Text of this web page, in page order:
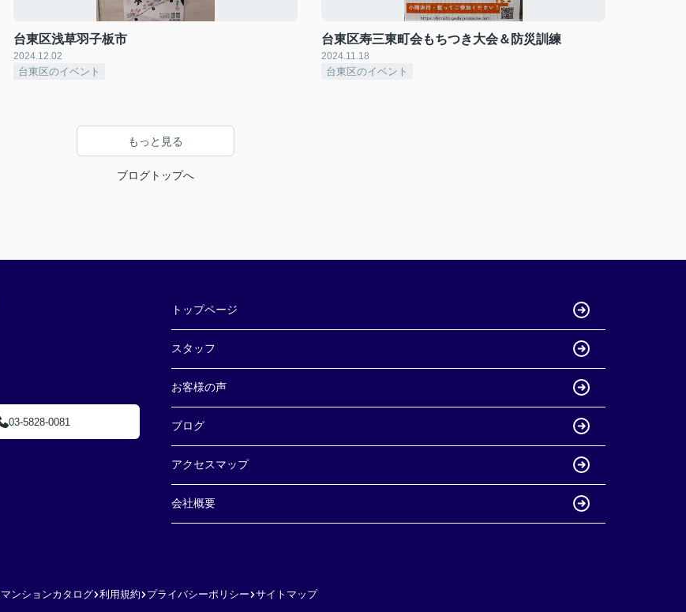
台東区浅草羽子板市
2024.12.02
台東区のイベント
台東区寿三東町会もちつき大会＆防災訓練
2024.11.18
台東区のイベント
もっと見る
ブログトップへ
03-5828-0081
トップページ
スタッフ
お客様の声
ブログ
アクセスマップ
会社概要
マンションカタログ 利用規約 プライバシーポリシー サイトマップ